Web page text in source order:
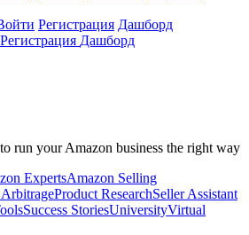
Регистрация Дашборд
Регистрация Дашборд
run your Amazon business the right way
ExpertsAmazon Selling
Product ResearchSeller Assistant
Success StoriesUniversityVirtual